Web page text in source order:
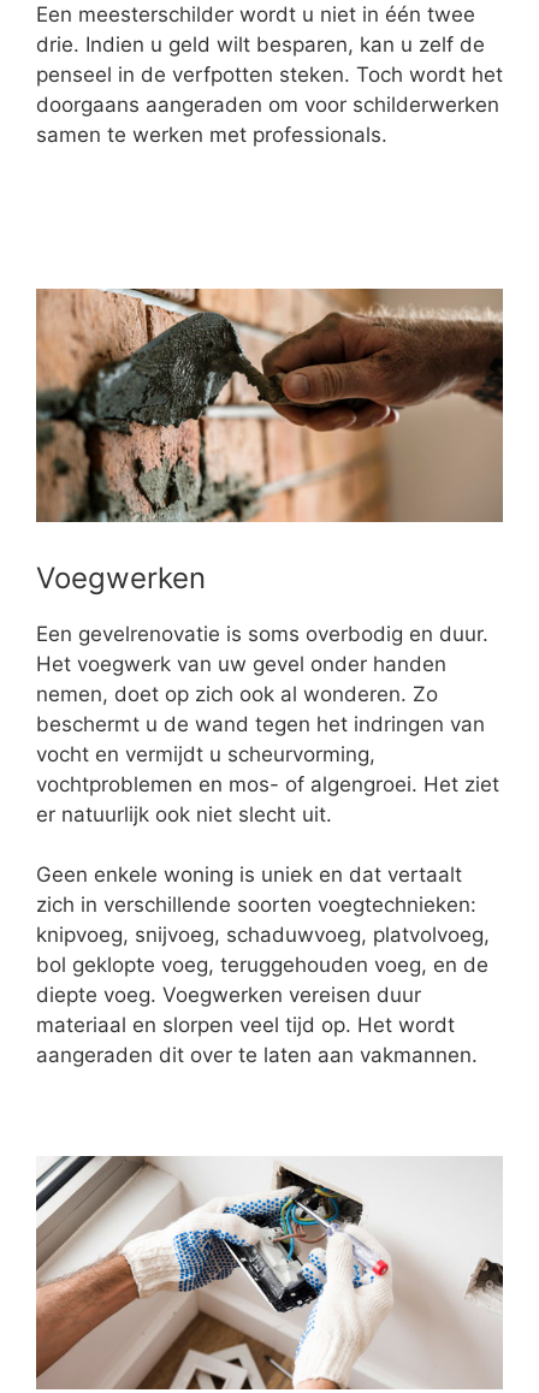
Een meesterschilder wordt u niet in één twee
drie. Indien u geld wilt besparen, kan u zelf de
penseel in de verfpotten steken. Toch wordt het
doorgaans aangeraden om voor schilderwerken
samen te werken met professionals.
Voegwerken
Een gevelrenovatie is soms overbodig en duur.
Het voegwerk van uw gevel onder handen
nemen, doet op zich ook al wonderen. Zo
beschermt u de wand tegen het indringen van
vocht en vermijdt u scheurvorming,
vochtproblemen en mos- of algengroei. Het ziet
er natuurlijk ook niet slecht uit.
Geen enkele woning is uniek en dat vertaalt
zich in verschillende soorten voegtechnieken:
knipvoeg, snijvoeg, schaduwvoeg, platvolvoeg,
bol geklopte voeg, teruggehouden voeg, en de
diepte voeg. Voegwerken vereisen duur
materiaal en slorpen veel tijd op. Het wordt
aangeraden dit over te laten aan vakmannen.